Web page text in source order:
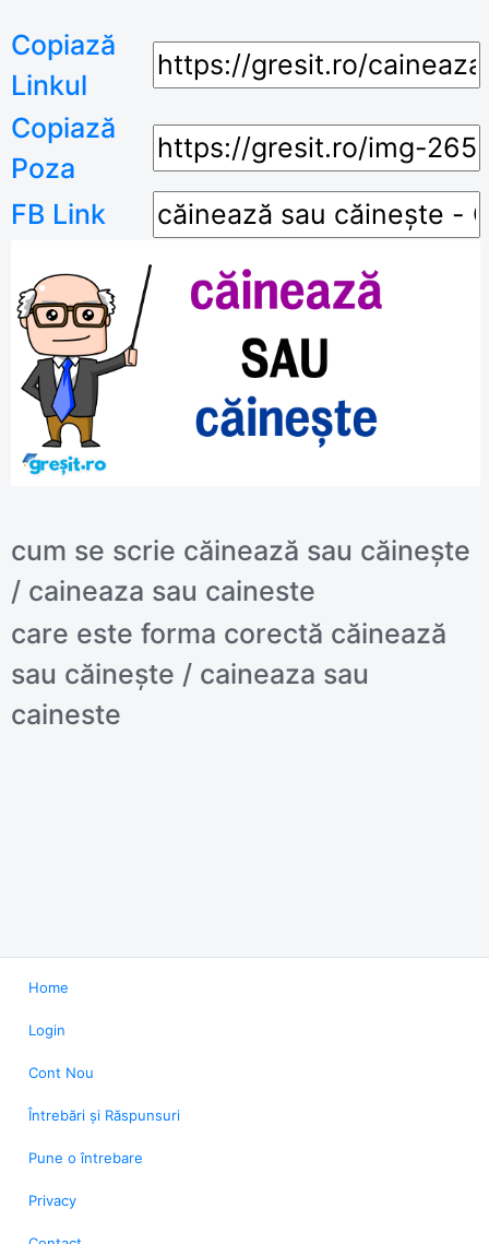
Copiază
Linkul
Copiază
Poza
FB Link
cum se scrie căinează sau căinește
/ caineaza sau caineste
care este forma corectă căinează
sau căinește / caineaza sau
caineste
Home
Login
Cont Nou
Întrebări și Răspunsuri
Pune o întrebare
Privacy